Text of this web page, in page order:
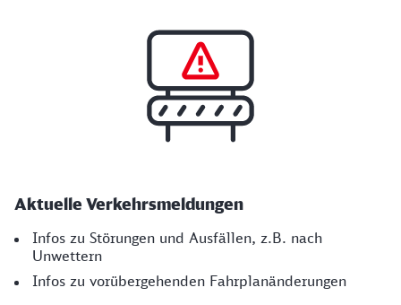
Aktuelle Verkehrs­meldungen
Infos zu Störungen und Ausfällen, z.B. nach
Unwettern
Infos zu vorübergehenden Fahrplanänderungen